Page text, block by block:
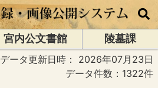
宮内公文書館
陵墓課
データ更新日時： 2026年07月23日
データ件数：1322件